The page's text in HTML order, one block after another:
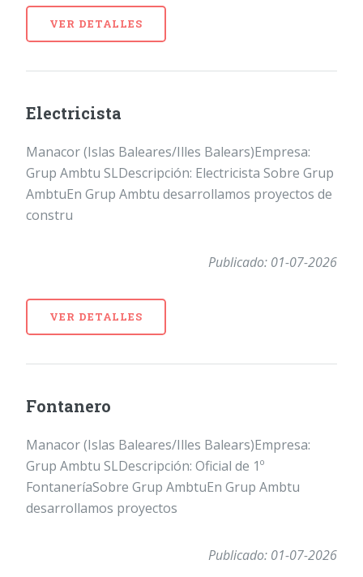
VER DETALLES
Electricista
Manacor (Islas Baleares/Illes Balears)Empresa:
Grup Ambtu SLDescripción: Electricista Sobre Grup
AmbtuEn Grup Ambtu desarrollamos proyectos de
constru
Publicado: 01-07-2026
VER DETALLES
Fontanero
Manacor (Islas Baleares/Illes Balears)Empresa:
Grup Ambtu SLDescripción: Oficial de 1º
FontaneríaSobre Grup AmbtuEn Grup Ambtu
desarrollamos proyectos
Publicado: 01-07-2026